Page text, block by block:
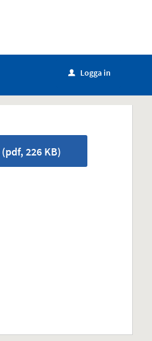
u Logga in
(pdf, 226 KB)